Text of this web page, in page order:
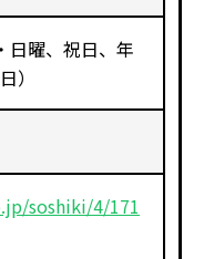
日曜、祝日、年
）
soshiki/4/171